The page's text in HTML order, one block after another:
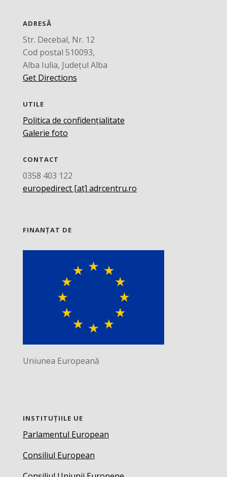
ADRESĂ
Str. Decebal, Nr. 12
Cod postal 510093,
Alba Iulia, Județul Alba
Get Directions
UTILE
Politica de confidențialitate
Galerie foto
CONTACT
0358 403 122
europedirect [at] adrcentru.ro
FINANȚAT DE
Uniunea Europeană
INSTITUȚIILE UE
Parlamentul European
Consiliul European